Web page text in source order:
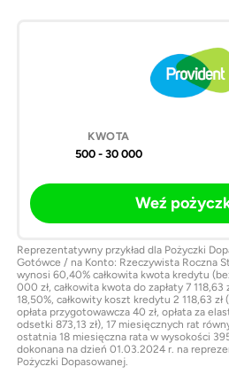
500 - 30 000
Weź
Reprezentatywny przykład dla Pożyczki
Gotówce / na Konto: Rzeczywista Roczna
wynosi 60,40% całkowita kwota kredytu
000 zł, całkowita kwota do zapłaty 7 118,63
18,50%, całkowity koszt kredytu 2 118,63 zł
opłata przygotowawcza 40 zł, opłata za
odsetki 873,13 zł), 17 miesięcznych rat
ostatnia 18 miesięczna rata w wysokości
dokonana na dzień 01.03.2024 r. na
Pożyczki Dopasowanej.